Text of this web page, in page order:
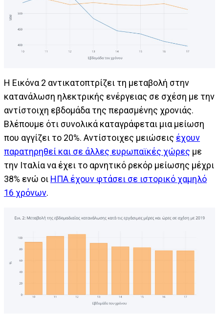
Η Εικόνα 2 αντικατοπτρίζει τη μεταβολή στην
κατανάλωση ηλεκτρικής ενέργειας σε σχέση με την
αντίστοιχη εβδομάδα της περασμένης χρονιάς.
Βλέπουμε ότι συνολικά καταγράφεται μια μείωση
που αγγίζει το 20%. Αντίστοιχες μειώσεις έχουν
παρατηρηθεί και σε άλλες ευρωπαϊκές χώρες με
την Ιταλία να έχει το αρνητικό ρεκόρ μείωσης μέχρι
38% ενώ οι ΗΠΑ έχουν φτάσει σε ιστορικό χαμηλό
16 χρόνων.